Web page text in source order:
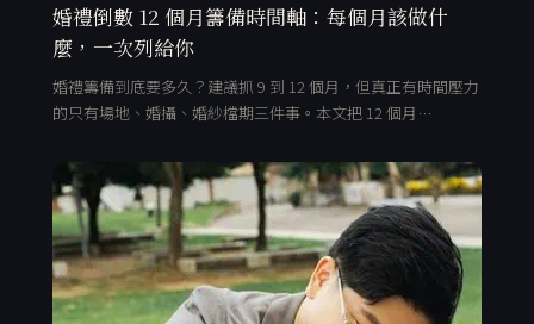
婚禮倒數 12 個月籌備時間軸：每個月該做什
麼，一次列給你
婚禮籌備到底要多久？建議抓 9 到 12 個月，但真正有時間壓力
的只有場地、婚攝、婚紗檔期三件事。本文把 12 個月…